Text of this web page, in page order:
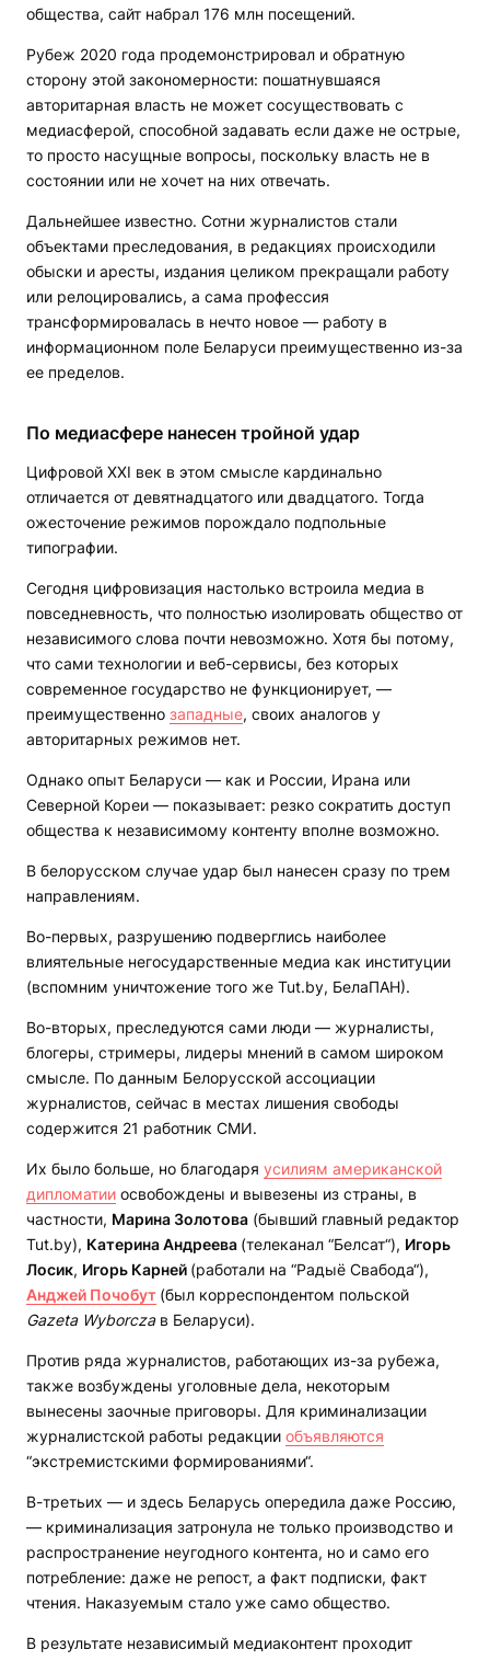
общества, сайт набрал 176 млн посещений.
Рубеж 2020 года продемонстрировал и обратную
сторону этой закономерности: пошатнувшаяся
авторитарная власть не может сосуществовать с
медиасферой, способной задавать если даже не острые,
то просто насущные вопросы, поскольку власть не в
состоянии или не хочет на них отвечать.
Дальнейшее известно. Сотни журналистов стали
объектами преследования, в редакциях происходили
обыски и аресты, издания целиком прекращали работу
или релоцировались, а сама профессия
трансформировалась в нечто новое — работу в
информационном поле Беларуси преимущественно из-за
ее пределов.
По медиасфере нанесен тройной удар
Цифровой XXI век в этом смысле кардинально
отличается от девятнадцатого или двадцатого. Тогда
ожесточение режимов порождало подпольные
типографии.
Сегодня цифровизация настолько встроила медиа в
повседневность, что полностью изолировать общество от
независимого слова почти невозможно. Хотя бы потому,
что сами технологии и веб-сервисы, без которых
современное государство не функционирует, —
преимущественно западные, своих аналогов у
авторитарных режимов нет.
Однако опыт Беларуси — как и России, Ирана или
Северной Кореи — показывает: резко сократить доступ
общества к независимому контенту вполне возможно.
В белорусском случае удар был нанесен сразу по трем
направлениям.
Во-первых, разрушению подверглись наиболее
влиятельные негосударственные медиа как институции
(вспомним уничтожение того же Tut.by, БелаПАН).
Во-вторых, преследуются сами люди — журналисты,
блогеры, стримеры, лидеры мнений в самом широком
смысле. По данным Белорусской ассоциации
журналистов, сейчас в местах лишения свободы
содержится 21 работник СМИ.
Их было больше, но благодаря усилиям американской
дипломатии освобождены и вывезены из страны, в
частности, Марина Золотова (бывший главный редактор
Tut.by), Катерина Андреева (телеканал “Белсат“), Игорь
Лосик, Игорь Карней (работали на “Радыё Свабода“),
Анджей Почобут (был корреспондентом польской
Gazeta Wyborczaв Беларуси).
Против ряда журналистов, работающих из-за рубежа,
также возбуждены уголовные дела, некоторым
вынесены заочные приговоры. Для криминализации
журналистской работы редакции объявляются
“экстремистскими формированиями“.
В-третьих — и здесь Беларусь опередила даже Россию,
— криминализация затронула не только производство и
распространение неугодного контента, но и само его
потребление: даже не репост, а факт подписки, факт
чтения. Наказуемым стало уже само общество.
В результате независимый медиаконтент проходит